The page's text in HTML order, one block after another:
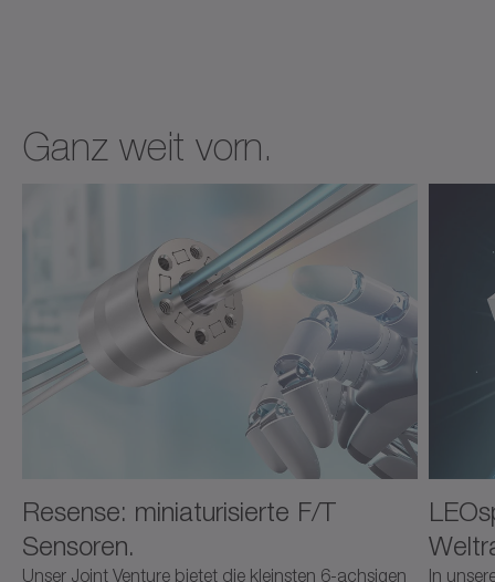
Ganz weit vorn.
Resense: miniaturisierte F/T
Sensoren.
Unser Joint Venture bietet die kleinsten 6-achsigen
In